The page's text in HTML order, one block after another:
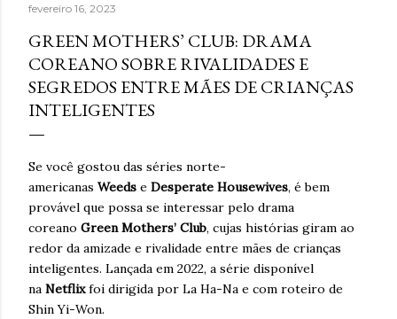
ansiedade. Estaria mentindo se dissesse que estava
completamente livre do risco de recaída, ninguém estava,
respirava com mais tranquilidade e mesmo nos dias de
ansiedade, aprendera que o cigarro não era a resposta.
Pelo contrário, que criava mais problemas. Um ano
acreditando em si mesmo e confiando no processo. Um
formado em jornalismo . Autor do...
fevereiro 16, 2023
GREEN MOTHERS’ CLUB: DRAMA
COREANO SOBRE RIVALIDADES E
SEGREDOS ENTRE MÃES DE CRIANÇAS
INTELIGENTES
Se você gostou das séries norte-
americanas Weeds e Desperate Housewives, é bem
provável que possa se interessar pelo drama
coreano Green Mothers’ Club, cujas histórias giram ao
redor da amizade e rivalidade entre mães de crianças
inteligentes. Lançada em 2022, a série disponível
na Netflixfoi dirigida por La Ha-Na e com roteiro de
Shin Yi-Won.